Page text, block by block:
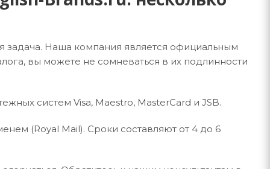
задача. Наша компания является официальным
вы можете не сомневаться в их подлинности
систем Visa, Maestro, MasterCard и JSB.
(Royal Mail). Сроки составляют от 4 до 6